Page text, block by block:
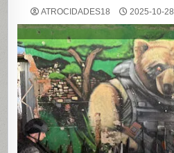
ATROCIDADES18 2025-10-28